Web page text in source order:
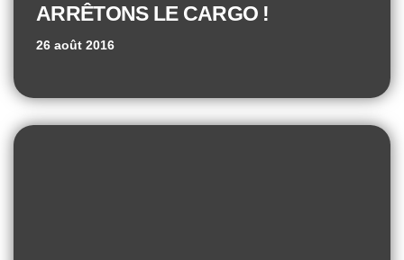
ARRÊTONS LE CARGO !
26 août 2016